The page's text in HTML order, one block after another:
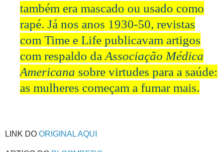
também era mascado ou usado como
rapé. Já nos anos 1930-50, revistas
com Time e Life publicavam artigos
com respaldo da Associação Médica
Americana sobre virtudes para a saúde:
as mulheres começam a fumar mais.
LINK DO ORIGINAL AQUI